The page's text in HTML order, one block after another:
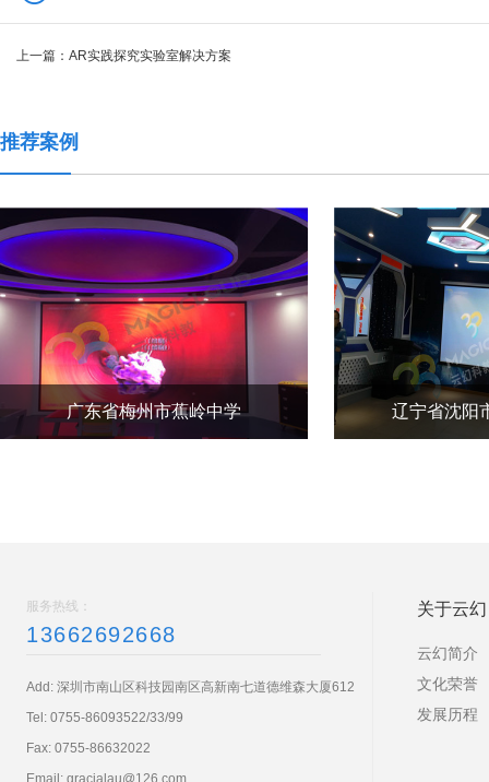
上一篇： AR实践探究实验室解决方案
推荐案例
广东省梅州市蕉岭中学 辽宁省沈阳
服务热线：
13662692668
Add: 深圳市南山区科技园南区高新南七道德维森大厦612
Tel: 0755-86093522/33/99
Fax: 0755-86632022
Email: gracialau@126.com
关于云幻
云幻简介
文化荣誉
发展历程